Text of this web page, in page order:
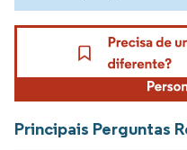
Principais Perguntas